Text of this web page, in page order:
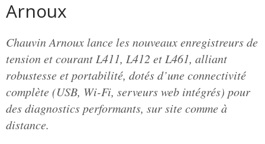
Arnoux
Chauvin Arnoux lance les nouveaux enregistreurs de
tension et courant L411, L412 et L461, alliant
robustesse et portabilité, dotés d’une connectivité
complète (USB, Wi-Fi, serveurs web intégrés) pour
des diagnostics performants, sur site comme à
distance.